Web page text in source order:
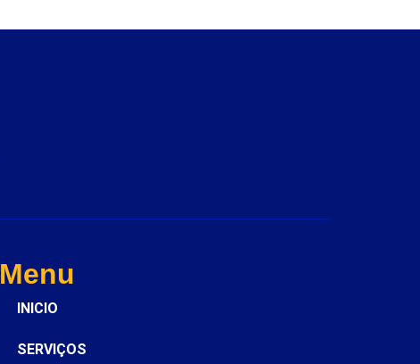
Menu
INICIO
SERVIÇOS